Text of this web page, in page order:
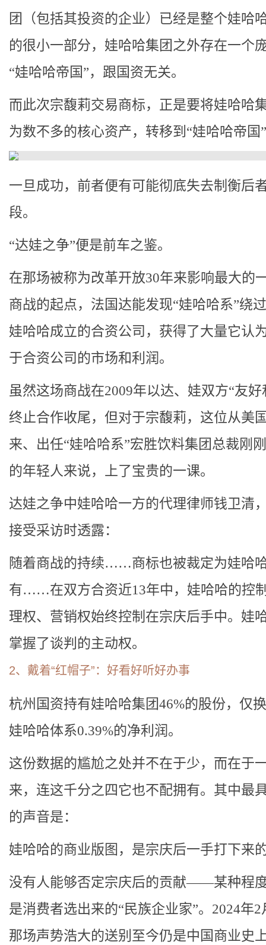
团（包括其投资的企业）已经是整个娃哈
的很小一部分，娃哈哈集团之外存在一个
“娃哈哈帝国”，跟国资无关。
而此次宗馥莉交易商标，正是要将娃哈哈
为数不多的核心资产，转移到“娃哈哈帝国
一旦成功，前者便有可能彻底失去制衡后
段。
“达娃之争”便是前车之鉴。
在那场被称为改革开放30年来影响最大的
商战的起点，法国达能发现“娃哈哈系”绕
娃哈哈成立的合资公司，获得了大量它认
于合资公司的市场和利润。
虽然这场商战在2009年以达、娃双方“友好
终止合作收尾，但对于宗馥莉，这位从美
来、出任“娃哈哈系”宏胜饮料集团总裁刚
的年轻人来说，上了宝贵的一课。
达娃之争中娃哈哈一方的代理律师钱卫清
接受采访时透露：
随着商战的持续……商标也被裁定为娃哈
有……在双方合资近13年中，娃哈哈的控
理权、营销权始终控制在宗庆后手中。娃
掌握了谈判的主动权。
2、戴着“红帽子”：好看好听好办事
杭州国资持有娃哈哈集团46%的股份，仅
娃哈哈体系0.39%的净利润。
这份数据的尴尬之处并不在于少，而在于
来，连这千分之四它也不配拥有。其中最
的声音是：
娃哈哈的商业版图，是宗庆后一手打下来
没有人能够否定宗庆后的贡献——某种程
是消费者选出来的“民族企业家”。2024年2
那场声势浩大的送别至今仍是中国商业史